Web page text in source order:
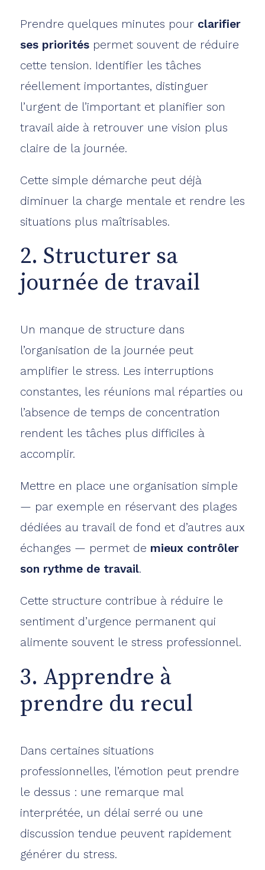
Prendre quelques minutes pour clarifier
ses prioritéspermet souvent de réduire
cette tension. Identifier les tâches
réellement importantes, distinguer
l’urgent de l’important et planifier son
travail aide à retrouver une vision plus
claire de la journée.
Cette simple démarche peut déjà
diminuer la charge mentale et rendre les
situations plus maîtrisables.
2. Structurer sa
journée de travail
Un manque de structure dans
l’organisation de la journée peut
amplifier le stress. Les interruptions
constantes, les réunions mal réparties ou
l’absence de temps de concentration
rendent les tâches plus difficiles à
accomplir.
Mettre en place une organisation simple
— par exemple en réservant des plages
dédiées au travail de fond et d’autres aux
échanges — permet de mieux contrôler
son rythme de travail.
Cette structure contribue à réduire le
sentiment d’urgence permanent qui
alimente souvent le stress professionnel.
3. Apprendre à
prendre du recul
Dans certaines situations
professionnelles, l’émotion peut prendre
le dessus : une remarque mal
interprétée, un délai serré ou une
discussion tendue peuvent rapidement
générer du stress.